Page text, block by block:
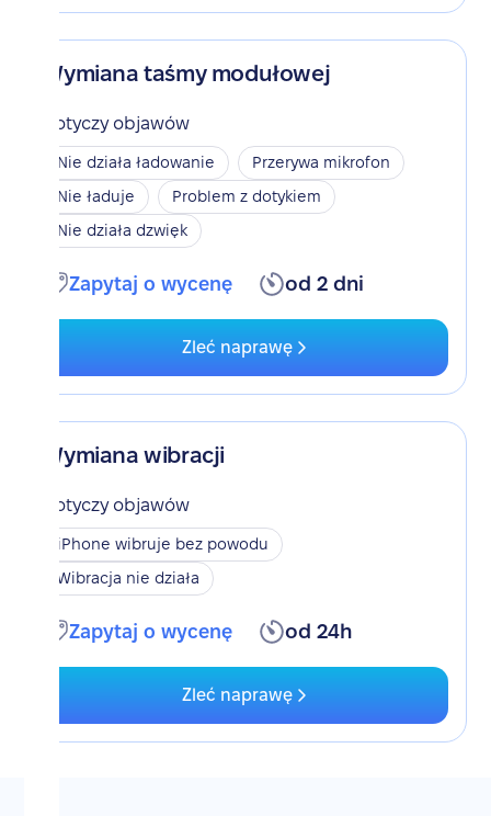
Wymiana taśmy modułowej
Dotyczy objawów
Nie działa ładowanie
Przerywa mikrofon
Nie ładuje
Problem z dotykiem
Nie działa dzwięk
Zapytaj o wycenę od 2 dni
Zleć naprawę
Wymiana wibracji
Dotyczy objawów
iPhone wibruje bez powodu
Wibracja nie działa
Zapytaj o wycenę od 24h
Zleć naprawę